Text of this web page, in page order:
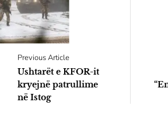
Previous Article
Ushtarët e KFOR-it
kryejnë patrullime
në Istog